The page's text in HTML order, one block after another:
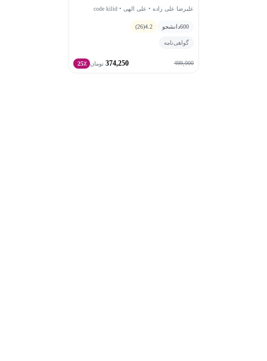
علیرضا علی زاده • علی الهی • code kilid
600دانشجو 4.2
(26)
گواهی‌نامه
499,000
374,250 تومان 25٪